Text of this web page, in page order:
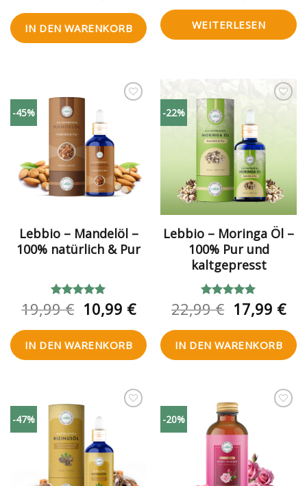
Preis
war:
14,99 €
Preis
ist:
10,99 €.
IN DEN WARENKORB
Preis
war:
7,99 €
ist:
WEITERLESEN
-45%
hinzufügen
Lebbio – Mandelöl –
100% natürlich & Pur
Bewertet
mit5.00
19,99€ Ursprünglicher
Preis
war:
19,99 €
10,99 €Aktueller
ist:
10,99 €.
IN DEN WARENKORB
-22%
hinzufügen
Lebbio – Moringa Öl –
100% Pur und
kaltgepresst
Bewertet
mit5.00
22,99€
Preis
war:
22,99 €
17,99 €
ist:
IN DEN WARENKORB
-47%
hinzufügen
-20%